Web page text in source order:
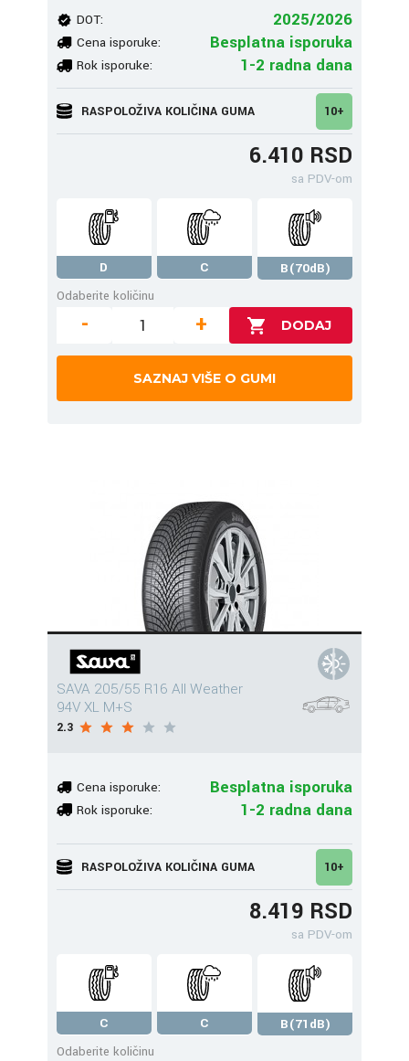
DOT: 2025/2026
Cena isporuke: Besplatna isporuka
Rok isporuke: 1-2 radna dana
RASPOLOŽIVA KOLIČINA GUMA 10+
6.410 RSD
sa PDV-om
D C
B(70dB)
Odaberite količinu
- +
SAZNAJ VIŠE O GUMI
SAVA 205/55 R16 All Weather
94V XL M+S
2.3
Cena isporuke: Besplatna isporuka
Rok isporuke: 1-2 radna dana
RASPOLOŽIVA KOLIČINA GUMA 10+
8.419 RSD
sa PDV-om
C C
B(71dB)
Odaberite količinu